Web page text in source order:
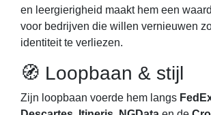
en leergierigheid maakt hem een
voor bedrijven die willen vernieuwen
identiteit te verliezen.
🧭 Loopbaan & stijl
Zijn loopbaan voerde hem langs